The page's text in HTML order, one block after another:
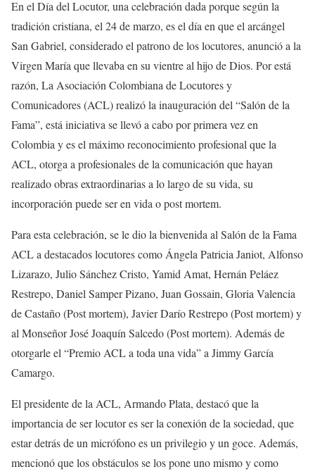
En el Día del Locutor, una celebración dada porque según la
tradición cristiana, el 24 de marzo, es el día en que el arcángel
San Gabriel, considerado el patrono de los locutores, anunció a la
Virgen María que llevaba en su vientre al hijo de Dios. Por está
razón, La Asociación Colombiana de Locutores y
Comunicadores (ACL) realizó la inauguración del “Salón de la
Fama”, está iniciativa se llevó a cabo por primera vez en
Colombia y es el máximo reconocimiento profesional que la
ACL, otorga a profesionales de la comunicación que hayan
realizado obras extraordinarias a lo largo de su vida, su
incorporación puede ser en vida o post mortem.
Para esta celebración, se le dio la bienvenida al Salón de la Fama
ACL a destacados locutores como Ángela Patricia Janiot, Alfonso
Lizarazo, Julio Sánchez Cristo, Yamid Amat, Hernán Peláez
Restrepo, Daniel Samper Pizano, Juan Gossain, Gloria Valencia
de Castaño (Post mortem), Javier Darío Restrepo (Post mortem) y
al Monseñor José Joaquín Salcedo (Post mortem). Además de
otorgarle el “Premio ACL a toda una vida” a Jimmy García
Camargo.
El presidente de la ACL, Armando Plata, destacó que la
importancia de ser locutor es ser la conexión de la sociedad, que
estar detrás de un micrófono es un privilegio y un goce. Además,
mencionó que los obstáculos se los pone uno mismo y como